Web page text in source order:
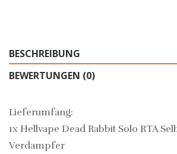
BESCHREIBUNG
BEWERTUNGEN (0)
Lieferumfang:
1x Hellvape Dead Rabbit Solo RTA
Verdampfer